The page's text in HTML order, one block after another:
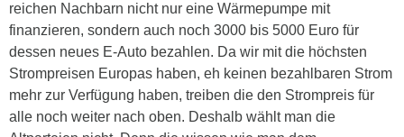
reichen Nachbarn nicht nur eine Wärmepumpe mit
finanzieren, sondern auch noch 3000 bis 5000 Euro für
dessen neues E-Auto bezahlen. Da wir mit die höchsten
Strompreisen Europas haben, eh keinen bezahlbaren Strom
mehr zur Verfügung haben, treiben die den Strompreis für
alle noch weiter nach oben. Deshalb wählt man die